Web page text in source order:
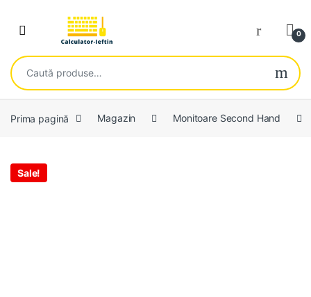
Open 0
Caută după:
Prima pagină Magazin Monitoare Second Hand
Sale!